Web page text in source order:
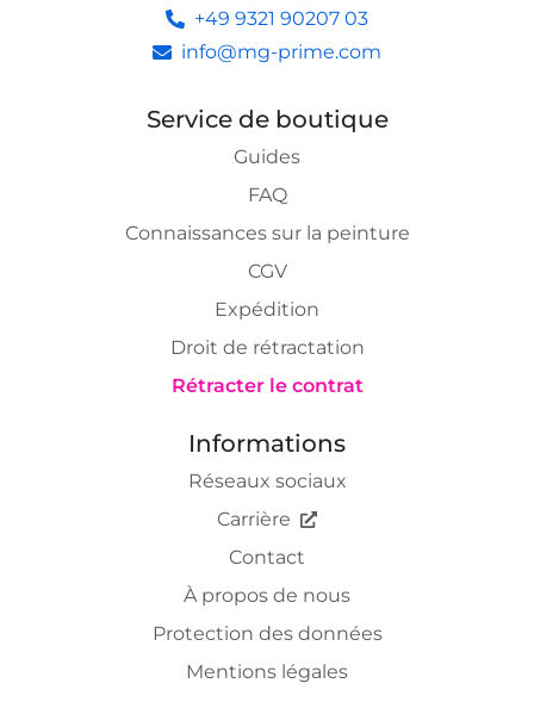
+49 9321 90207 03
info@mg-prime.com
Service de boutique
Guides
FAQ
Connaissances sur la peinture
CGV
Expédition
Droit de rétractation
Rétracter le contrat
Informations
Réseaux sociaux
Carrière
Contact
À propos de nous
Protection des données
Mentions légales